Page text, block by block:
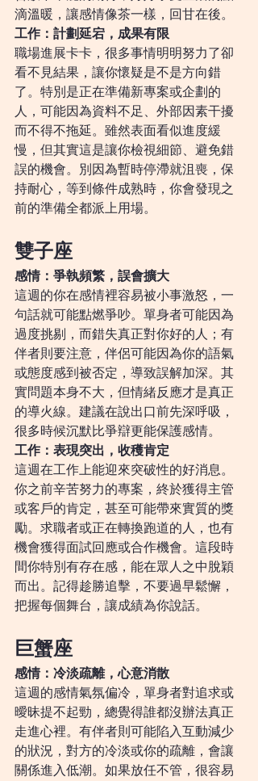
滴溫暖，讓感情像茶一樣，回甘在後。
工作：計劃延宕，成果有限
職場進展卡卡，很多事情明明努力了卻
看不見結果，讓你懷疑是不是方向錯
了。特別是正在準備新專案或企劃的
人，可能因為資料不足、外部因素干擾
而不得不拖延。雖然表面看似進度緩
慢，但其實這是讓你檢視細節、避免錯
誤的機會。別因為暫時停滯就沮喪，保
持耐心，等到條件成熟時，你會發現之
前的準備全都派上用場。
雙子座
感情：爭執頻繁，誤會擴大
這週的你在感情裡容易被小事激怒，一
句話就可能點燃爭吵。單身者可能因為
過度挑剔，而錯失真正對你好的人；有
伴者則要注意，伴侶可能因為你的語氣
或態度感到被否定，導致誤解加深。其
實問題本身不大，但情緒反應才是真正
的導火線。建議在說出口前先深呼吸，
很多時候沉默比爭辯更能保護感情。
工作：表現突出，收穫肯定
這週在工作上能迎來突破性的好消息。
你之前辛苦努力的專案，終於獲得主管
或客戶的肯定，甚至可能帶來實質的獎
勵。求職者或正在轉換跑道的人，也有
機會獲得面試回應或合作機會。這段時
間你特別有存在感，能在眾人之中脫穎
而出。記得趁勝追擊，不要過早鬆懈，
把握每個舞台，讓成績為你說話。
巨蟹座
感情：冷淡疏離，心意消散
這週的感情氣氛偏冷，單身者對追求或
曖昧提不起勁，總覺得誰都沒辦法真正
走進心裡。有伴者則可能陷入互動減少
的狀況，對方的冷淡或你的疏離，會讓
關係進入低潮。如果放任不管，很容易